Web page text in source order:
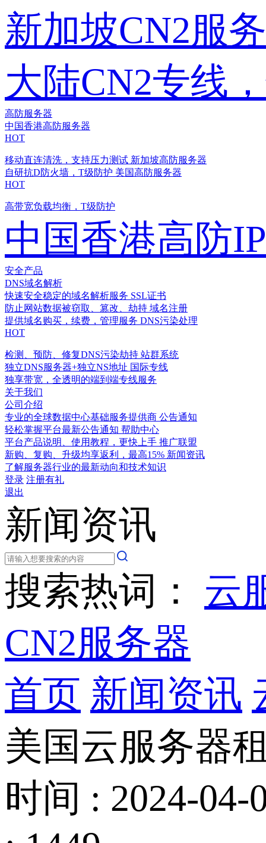
新加坡CN2服
大陆CN2专线
高防服务器
中国香港高防服务器
HOT
移动直连清洗，支持压力测试 新加坡高防服务器
自研抗D防火墙，T级防护 美国高防服务器
HOT
高带宽负载均衡，T级防护
中国香港高防IP
安全产品
DNS域名解析
快速安全稳定的域名解析服务 SSL证书
防止网站数据被窃取、篡改、劫持 域名注册
提供域名购买，续费，管理服务 DNS污染处理
HOT
检测、预防、修复DNS污染劫持 站群系统
独立DNS服务器+独立NS地址 国际专线
独享带宽，全透明的端到端专线服务
关于我们
公司介绍
专业的全球数据中心基础服务提供商 公告通知
轻松掌握平台最新公告通知 帮助中心
平台产品说明、使用教程，更快上手 推广联盟
新购、复购、升级均享返利，最高15% 新闻资讯
了解服务器行业的最新动向和技术知识
登录 注册有礼
退出
新闻资讯
搜索热词： 云
CN2服务器
首页 新闻资讯
美国云服务器
时间 : 2024-04-